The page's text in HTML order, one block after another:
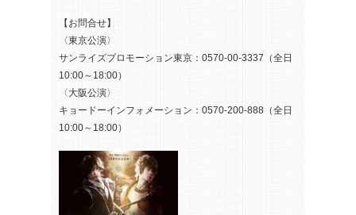
【お問合せ】
〈東京公演〉
サンライズプロモーション東京：0570-00-3337（全日
10:00～18:00）
〈大阪公演〉
キョードーインフォメーション：0570-200-888（全日
10:00～18:00）